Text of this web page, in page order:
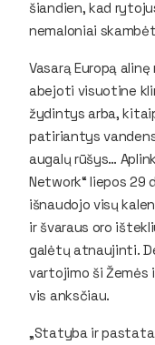
šiandien, kad
nemaloniai
Vasarą Europą
abejoti visuotine
žydintys arba,
patiriantys
augalų rūšys…
Network“ liepos 29
išnaudojo visų
ir švaraus oro
galėtų atnaujinti.
vartojimo ši Žemės
vis anksčiau.
„Statyba ir